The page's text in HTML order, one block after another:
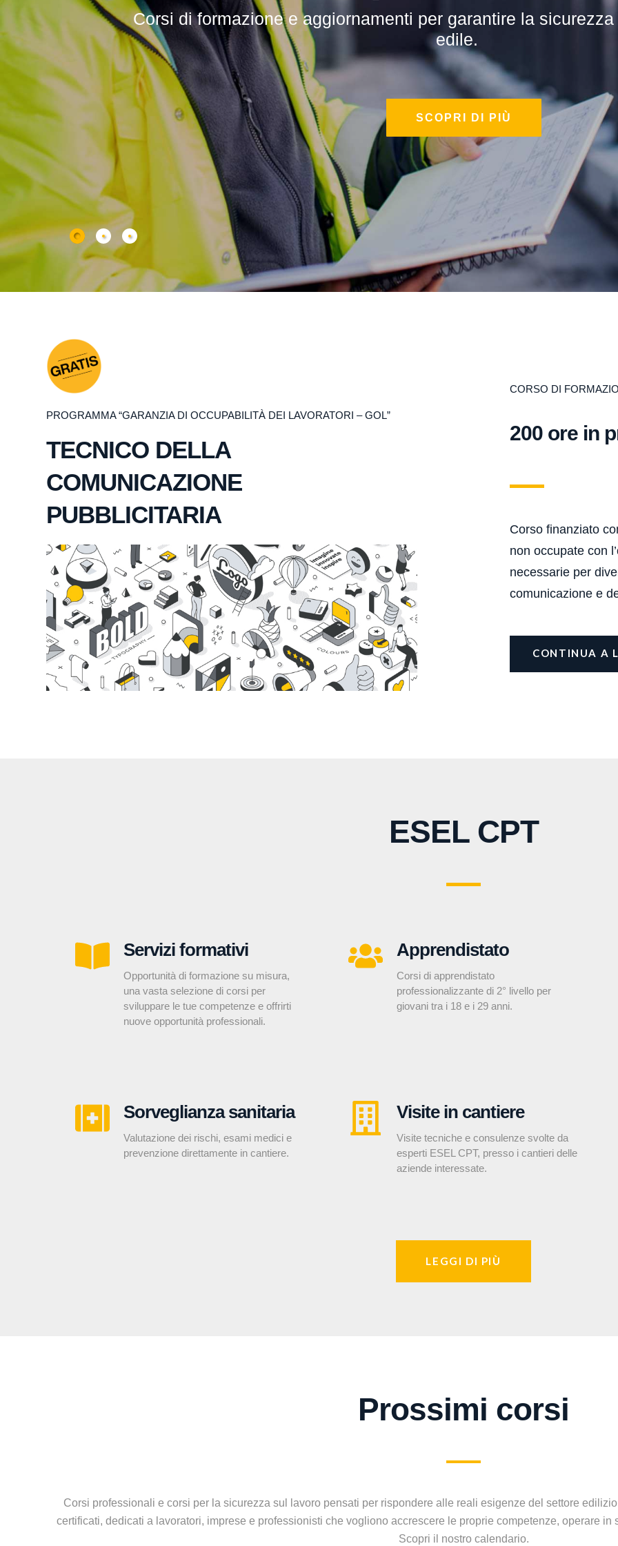
Corsi di formazione e aggiornamenti per garantire la sicurezza
edile.
SCOPRI DI PIÙ
Corsi professionali per sviluppare competenze
SCOPRI DI PIÙ
PROGRAMMA “GARANZIA DI OCCUPABILITÀ DEI LAVORATORI – GOL”
TECNICO DELLA
COMUNICAZIONE
PUBBLICITARIA
CORSO DI
200 ore in
Corso finanziato
non occupate con
necessarie per
comunicazione e
CONTINUA A
ESEL CPT
Servizi formativi
Opportunità di formazione su misura,
una vasta selezione di corsi per
sviluppare le tue competenze e offrirti
nuove opportunità professionali.
Apprendistato
Corsi di apprendistato
professionalizzante di 2° livello per
giovani tra i 18 e i 29 anni.
Sorveglianza sanitaria
Valutazione dei rischi, esami medici e
prevenzione direttamente in cantiere.
Visite in cantiere
Visite tecniche e consulenze svolte da
esperti ESEL CPT, presso i cantieri delle
aziende interessate.
LEGGI DI PIÙ
Prossimi corsi
Corsi professionali e corsi per la sicurezza sul lavoro pensati per rispondere alle reali esigenze del settore
certificati, dedicati a lavoratori, imprese e professionisti che vogliono accrescere le proprie competenze, operare
Scopri il nostro calendario.